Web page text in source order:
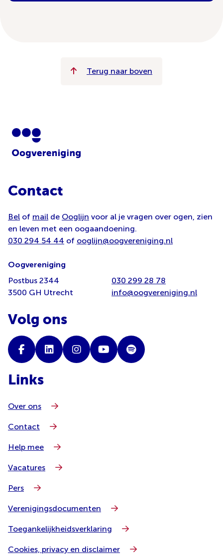
Terug naar boven
Contact
Bel of mail de Ooglijn voor al je vragen over ogen, zien
en leven met een oogaandoening.
030 294 54 44 of ooglijn@oogvereniging.nl
Oogvereniging
Postbus 2344
3500 GH Utrecht
030 299 28 78
info@oogvereniging.nl
Volg ons
Links
Over ons
Contact
Help mee
Vacatures
Pers
Verenigingsdocumenten
Toegankelijkheidsverklaring
Cookies, privacy en disclaimer